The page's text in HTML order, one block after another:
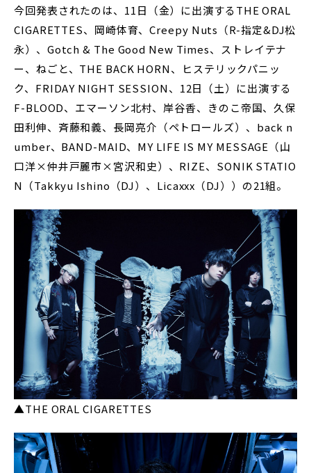
今回発表されたのは、11日（金）に出演するTHE ORAL
CIGARETTES、岡崎体育、Creepy Nuts（R-指定&DJ松
永）、Gotch & The Good New Times、ストレイテナ
ー、ねごと、THE BACK HORN、ヒステリックパニッ
ク、FRIDAY NIGHT SESSION、12日（土）に出演する
F-BLOOD、エマーソン北村、岸谷香、きのこ帝国、久保
田利伸、斉藤和義、長岡亮介（ペトロールズ）、back n
umber、BAND-MAID、MY LIFE IS MY MESSAGE（山
口洋×仲井戸麗市×宮沢和史）、RIZE、SONIK STATIO
N（Takkyu Ishino（DJ）、Licaxxx（DJ））の21組。
▲THE ORAL CIGARETTES